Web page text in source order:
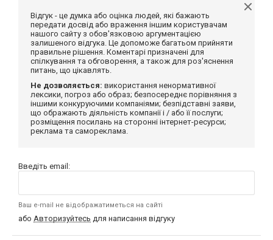
Відгук - це думка або оцінка людей, які бажають
передати досвід або враження іншим користувачам
нашого сайту з обов'язковою аргументацією
залишеного відгука. Це допоможе багатьом прийняти
правильне рішення. Коментарі призначені для
спілкування та обговорення, а також для роз'яснення
питань, що цікавлять.
Не дозволяється: використання ненормативної
лексики, погроз або образ; безпосереднє порівняння з
іншими конкуруючими компаніями; безпідставні заяви,
що ображають діяльність компанії і / або її послуги;
розміщення посилань на сторонні інтернет-ресурси;
реклама та самореклама.
Введіть email:
Ваш e-mail не відображатиметься на сайті
або Авторизуйтесь для написання відгуку